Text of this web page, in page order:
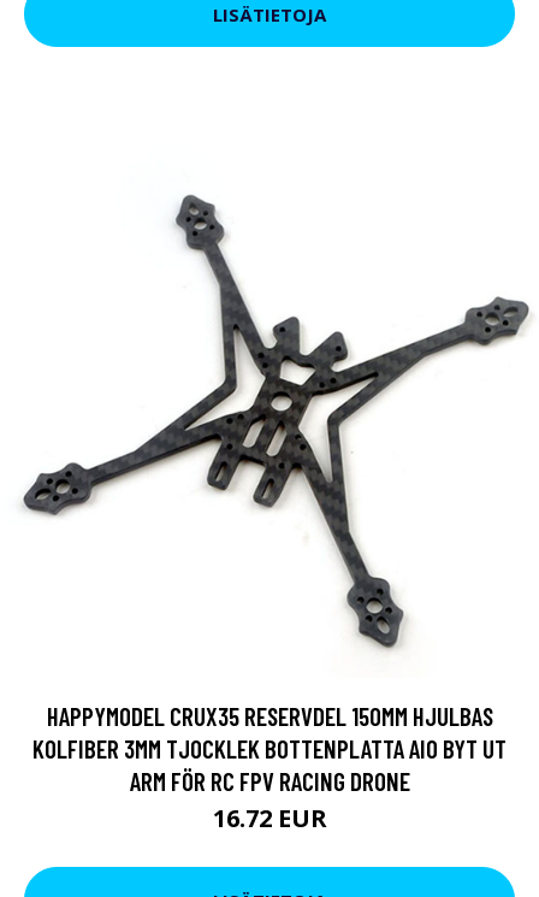
LISÄTIETOJA
HAPPYMODEL CRUX35 RESERVDEL 150MM HJULBAS
KOLFIBER 3MM TJOCKLEK BOTTENPLATTA AIO BYT UT
ARM FÖR RC FPV RACING DRONE
16.72 EUR